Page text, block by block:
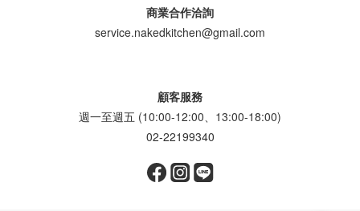
商業合作洽詢
service.nakedkitchen@gmail.com
顧客服務
週一至週五 (10:00-12:00、13:00-18:00)
02-22199340